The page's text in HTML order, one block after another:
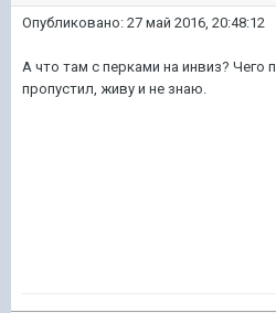
Опубликовано: 27 май 2016, 20:48:12
А что там с перками на инвиз? Чего
пропустил, живу и не знаю.